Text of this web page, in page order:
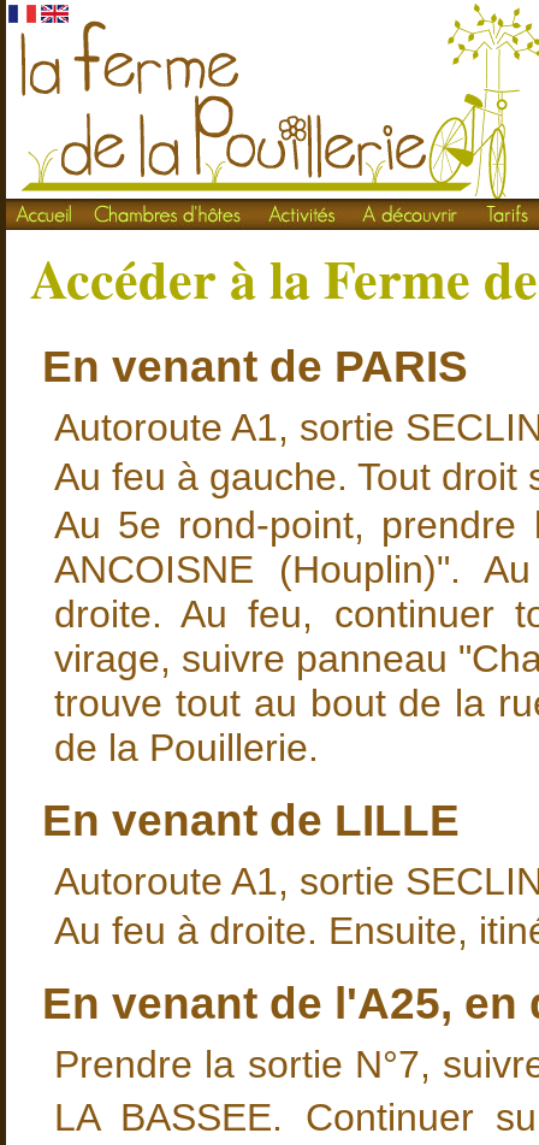
Accéder à la Ferme
En venant de PARIS
Autoroute A1, sortie
Au feu à gauche. Tout droit
Au 5e rond-point, prendre
ANCOISNE (Houplin)".
droite. Au feu, continuer
virage, suivre panneau
trouve tout au bout de la
de la Pouillerie.
En venant de LILLE
Autoroute A1, sortie
Au feu à droite. Ensuite,
En venant de l'A25,
Prendre la sortie N°7,
LA BASSEE. Continuer